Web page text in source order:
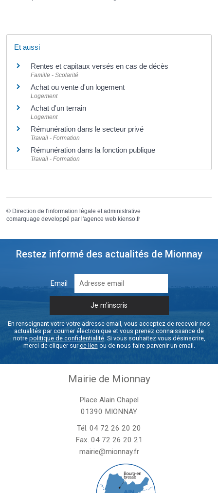
Et aussi
Rentes et capitaux versés en cas de décès
Famille - Scolarité
Achat ou vente d'un logement
Logement
Achat d'un terrain
Logement
Rémunération dans le secteur privé
Travail - Formation
Rémunération dans la fonction publique
Travail - Formation
© Direction de l'information légale et administrative
comarquage developpé par l'agence web kienso.fr
Restez informé des actualités de Mionnay
Email
En renseignant votre votre adresse email, vous acceptez de recevoir nos
actualités par courrier électronique et vous prenez connaissance de
notre politique de confidentialité. Si vous souhaitez vous désinscrire,
merci de cliquer surce lien ou de nous faire parvenir un email.
Mairie de Mionnay
Place Alain Chapel
01390 MIONNAY
Tél. 04 72 26 20 20
Fax. 04 72 26 20 21
mairie@mionnay.fr